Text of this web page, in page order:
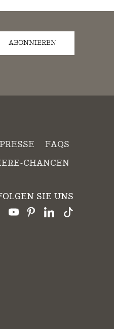
ABONNIEREN
PRESSE
FAQS
CHANCEN
SIE UNS